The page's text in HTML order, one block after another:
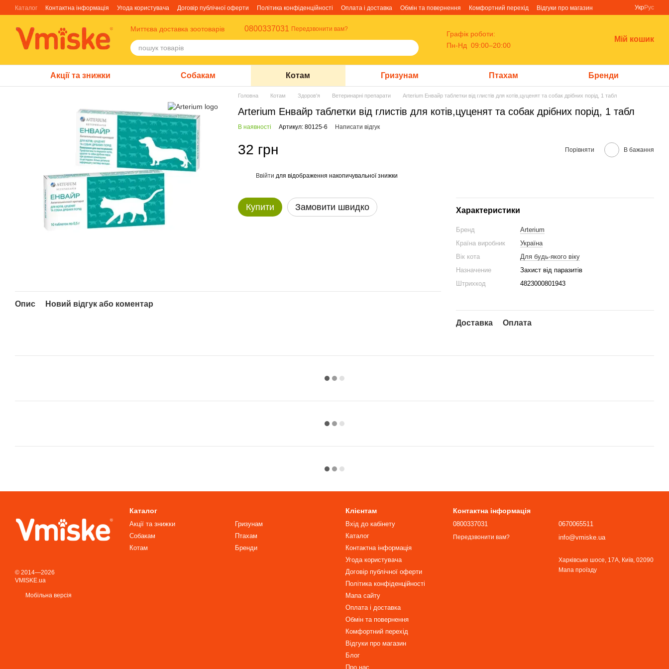
Перейти до основного контенту
Каталог Контактна інформація Угода користувача Договір публічної оферти Політика конфіденційності Оплата і доставка Обмін та повернення Комфортний перехід
Відгуки про магазин
УкрРус
Миттєва доставка зоотоварів 0800337031 Передзвонити вам?
Графік роботи:
Пн-Нд 09:00–20:00
Мій кошик
Акції та знижки Собакам Котам Гризунам Птахам Бренди
Головна Котам Здоров'я Ветеринарні препарати Arterium Енвайр таблетки від глистів для котів,цуценят та собак дрібних порід, 1 табл
Arterium Енвайр таблетки від глистів для котів,цуценят та собак дрібних порід, 1 табл
В наявності Артикул: 80125-6 Написати відгук
32 грн Порівняти В бажання
Ввійти для відображення накопичувальної знижки
Купити Замовити швидко Характеристики
Бренд
Arterium
Країна виробник
Україна
Вік кота
Для будь-якого віку
Назначение
Захист від паразитів
Штрихкод
4823000801943
Доставка Оплата
Опис Новий відгук або коментар
© 2014—2026
VMISKE.ua
Мобільна версія
Каталог
Акції та знижки
Собакам
Котам
Гризунам
Птахам
Бренди
Клієнтам
Вхід до кабінету
Каталог
Контактна інформація
Угода користувача
Договір публічної оферти
Політика конфіденційності
Мапа сайту
Оплата і доставка
Обмін та повернення
Комфортний перехід
Відгуки про магазин
Блог
Про нас
Контактна інформація
0800337031
Передзвонити вам?
0670065511
info@vmiske.ua
Харківське шосе, 17А, Київ, 02090
Мапа проїзду